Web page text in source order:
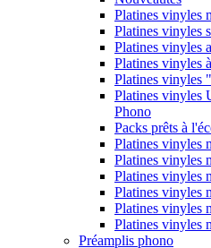
Platines vinyles
Platines vinyles
Platines vinyles
Platines vinyles
Platines vinyles
Platines vinyles
Phono
Packs prêts à
Platines vinyles
Platines vinyles
Platines vinyles
Platines vinyles
Platines vinyles
Platines vinyles
Préamplis phono